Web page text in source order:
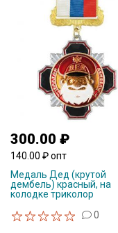
300.00 ₽
140.00 ₽ опт
Медаль Дед (крутой
дембель) красный, на
колодке триколор
0